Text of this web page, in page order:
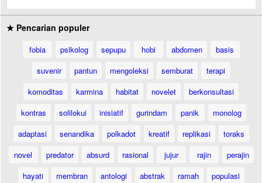
★ Pencarian populer
fobia psikolog sepupu hobi abdomen
basis
suvenir
pantun mengoleksi semburat
terapi
komoditas
karmina habitat novelet
berkonsultasi
kontras
solilokui inisiatif gurindam panik
monolog
adaptasi
senandika polkadot kreatif replikasi
toraks
novel
predator absurd rasional jujur rajin
perajin
hayati
membran antologi abstrak ramah
populasi